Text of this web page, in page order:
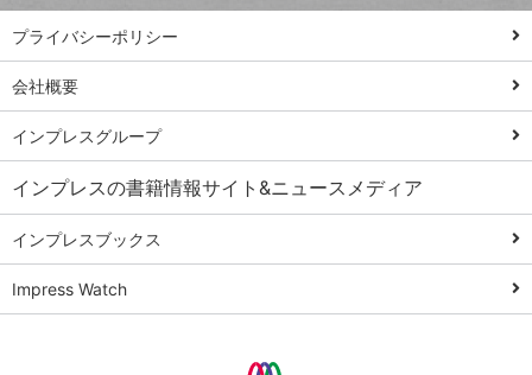
ではじめる業務
の完全自動化
AI議事録作成術
Windows 11
Q&A
Teams踏み込み
活用術
Excel講師の仕事
術
プライバシーポリシー
会社概要
インプレスグループ
インプレスの書籍情報サイト&ニュースメディア
インプレスブックス
Impress Watch